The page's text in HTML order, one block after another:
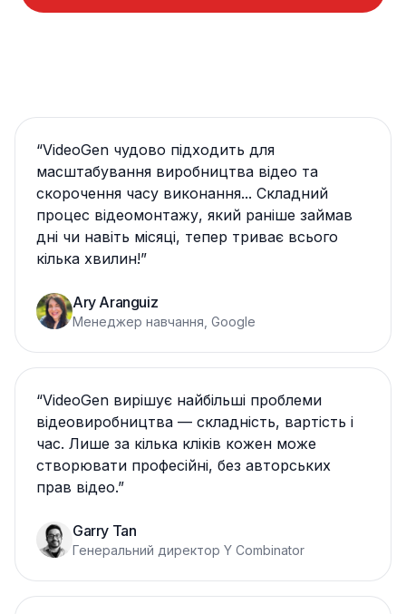
“VideoGen чудово підходить для
масштабування виробництва відео та
скорочення часу виконання... Складний
процес відеомонтажу, який раніше займав
дні чи навіть місяці, тепер триває всього
кілька хвилин!”
Ary Aranguiz
Менеджер навчання, Google
“VideoGen вирішує найбільші проблеми
відеовиробництва — складність, вартість і
час. Лише за кілька кліків кожен може
створювати професійні, без авторських
прав відео.”
Garry Tan
Генеральний директор Y Combinator